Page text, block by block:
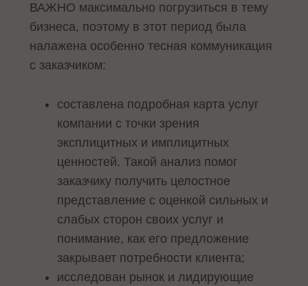
ВАЖНО максимально погрузиться в тему
бизнеса, поэтому в этот период была
налажена особенно тесная коммуникация
с заказчиком:
составлена подробная карта услуг
компании с точки зрения
эксплицитных и имплицитных
ценностей. Такой анализ помог
заказчику получить целостное
представление с оценкой сильных и
слабых сторон своих услуг и
понимание, как его предложение
закрывает потребности клиента;
исследован рынок и лидирующие